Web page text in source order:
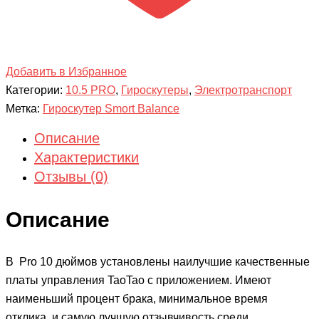
Добавить в Избранное
Категории: 10.5 PRO, Гироскутеры, Электротранспорт
Метка: Гироскутер Smort Balance
Описание
Характеристики
Отзывы (0)
Описание
В Pro 10 дюймов установлены наилучшие качественные
платы управления TaoTao с приложением. Имеют
наименьший процент брака, минимальное время